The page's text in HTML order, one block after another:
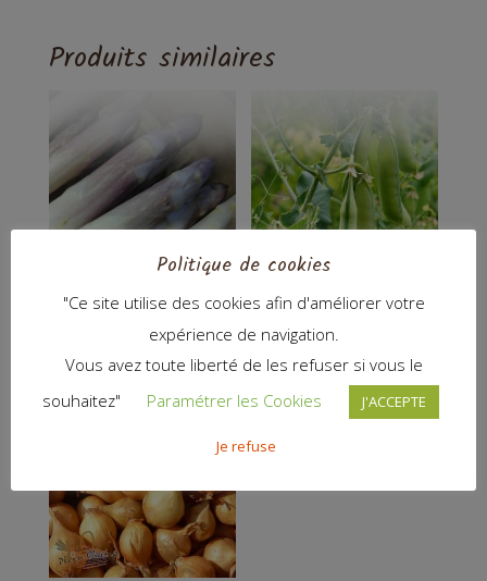
Produits similaires
Asperges Petits pois
8,00€
Politique de cookies
"Ce site utilise des cookies afin d'améliorer votre
expérience de navigation.
Vous avez toute liberté de les refuser si vous le
souhaitez"
Paramétrer les Cookies J'ACCEPTE
Je refuse